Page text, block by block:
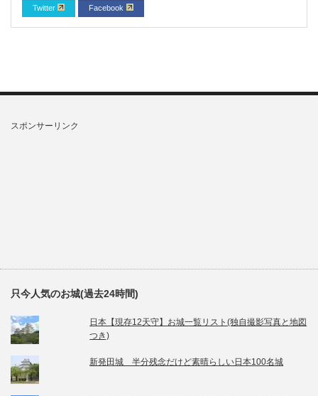
Twitter Facebook
スポンサーリンク
只今人気のお城(過去24時間)
日本【現存12天守】お城一覧リスト(独自撮影写真と地図
つき)
新発田城 半分残念だけど素晴らしい日本100名城